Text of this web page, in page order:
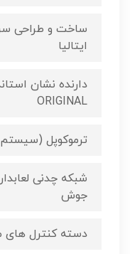
ساخت و طراحی
ایتالیا
ORIGINAL
ترموکوپل
شبکه چدنی
جوش
دسته کنترل های